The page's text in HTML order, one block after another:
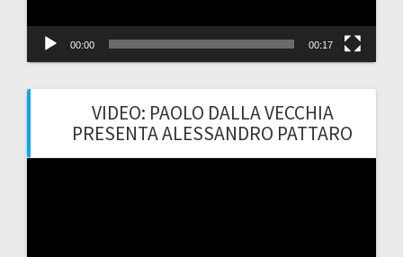
00:00 00:17
VIDEO: PAOLO DALLA VECCHIA
PRESENTA ALESSANDRO PATTARO